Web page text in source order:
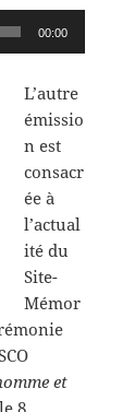
00:00
L’autre
émissio
n est
consacr
ée à
l’actual
ité du
Site-
Mémor
et